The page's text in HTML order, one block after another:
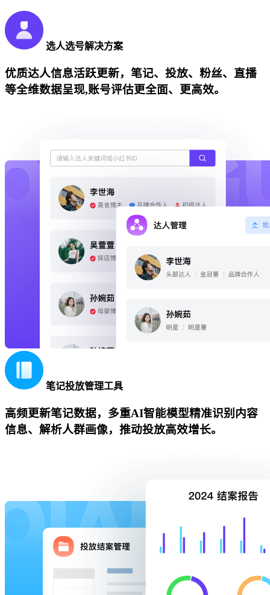
选人选号解决方案
优质达人信息活跃更新，笔记、投放、粉丝、直播
等全维数据呈现,账号评估更全面、更高效。
笔记投放管理工具
高频更新笔记数据，多重AI智能模型精准识别内容
信息、解析人群画像，推动投放高效增长。